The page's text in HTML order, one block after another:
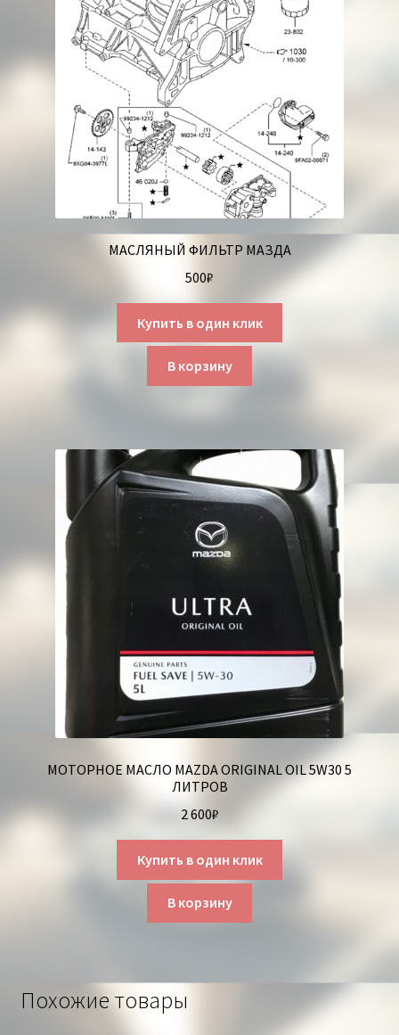
МАСЛЯНЫЙ ФИЛЬТР МАЗДА
500₽
Купить в один клик
В корзину
МОТОРНОЕ МАСЛО MAZDA ORIGINAL OIL 5W30 5
ЛИТРОВ
2 600₽
Купить в один клик
В корзину
Похожие товары